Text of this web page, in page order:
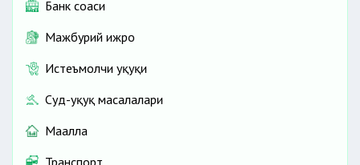
Банк соҳаси
Мажбурий ижро
Истеъмолчи ҳуқуқи
Суд-ҳуқуқ масалалари
Маҳалла
Транспорт